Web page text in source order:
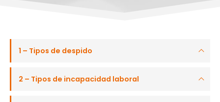
1 – Tipos de despido
2 – Tipos de incapacidad laboral